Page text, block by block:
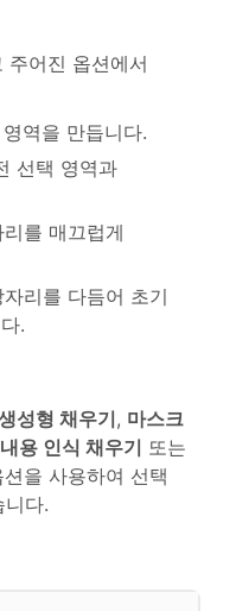
주어진 옵션에서
역을 만듭니다.
선택 영역과
리를 매끄럽게
자리를 다듬어 초기
.
성형 채우기, 마스크
내용 인식 채우기 또는
을 사용하여 선택
다.